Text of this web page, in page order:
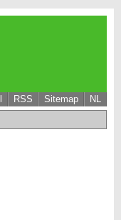
RSS Sitemap NL